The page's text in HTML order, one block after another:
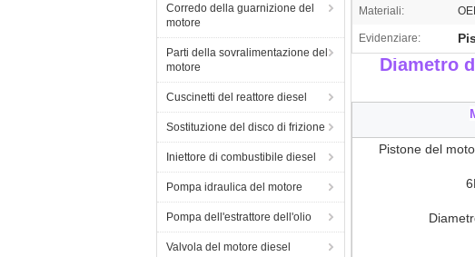
Corredo della guarnizione del
motore
Parti della sovralimentazione del
motore
Cuscinetti del reattore diesel
Sostituzione del disco di frizione
Iniettore di combustibile diesel
Pompa idraulica del motore
Pompa dell'estrattore dell'olio
Valvola del motore diesel
Materiali:
Evidenziare:
Diametro
Pistone del